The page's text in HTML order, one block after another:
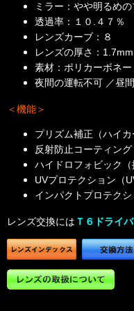
ミラー：やや明るめ
透過率：１０.４７％
レンズカーブ：８
レンズの厚さ：
素材：ポリカーボネー
夜間の運転不可 ／昼
＜機能＞
プリズム補正（ハイ
反射防止コーティン
ハイドロフォビック（
UVプロテクション（
インパクトプロテクシ
レンズ交換には Ｔ６ドライバ